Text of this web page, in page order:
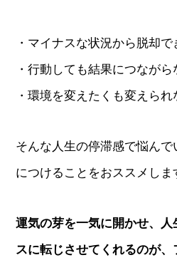
・マイナスな状況から脱却で
・行動しても結果につながら
・環境を変えたくも変えられ
そんな人生の停滞感で悩ん
につけることをおススメしま
運気の芽を一気に開かせ、人
スに転じさせてくれるのが